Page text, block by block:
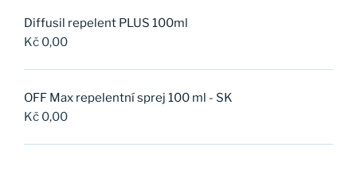
Diffusil repelent PLUS 100ml
Kč 0,00
OFF Max repelentní sprej 100 ml - SK
Kč 0,00